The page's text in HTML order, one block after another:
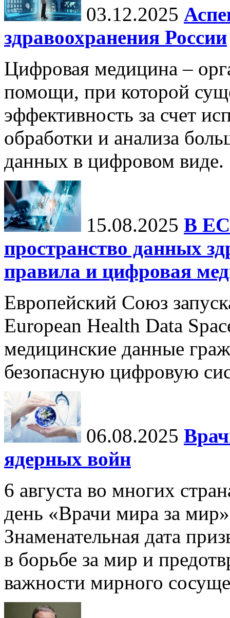
03.12.2025
здравоохранения России
Цифровая медицина –
помощи, при которой
эффективность за счет
обработки и анализа
данных в цифровом виде.
15.08.2025 В ЕС
пространство данных
правила и цифровая
Европейский Союз
European Health Data
медицинские данные
безопасную цифровую
06.08.2025
ядерных войн
6 августа во многих
день «Врачи мира за
Знаменательная дата
в борьбе за мир и
важности мирного